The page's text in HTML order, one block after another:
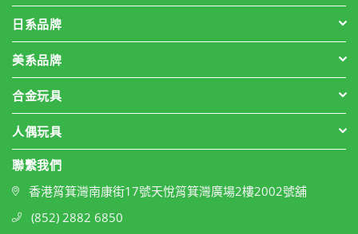
日系品牌
美系品牌
合金玩具
人偶玩具
聯繫我們
香港筲箕灣南康街17號天悅筲箕灣廣場2樓2002號舖
(852) 2882 6850